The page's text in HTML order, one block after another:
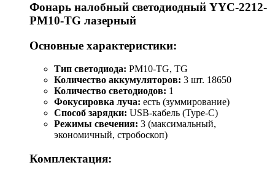
Фонарь налобный светодиодный YYC-2212-
PM10-TG лазерный
Основные характеристики:
Тип светодиода: PM10-TG, TG
Количество аккумуляторов: 3 шт. 18650
Количество светодиодов: 1
Фокусировка луча: есть (зуммирование)
Способ зарядки: USB-кабель (Type-C)
Режимы свечения: 3 (максимальный,
экономичный, стробоскоп)
Комплектация: